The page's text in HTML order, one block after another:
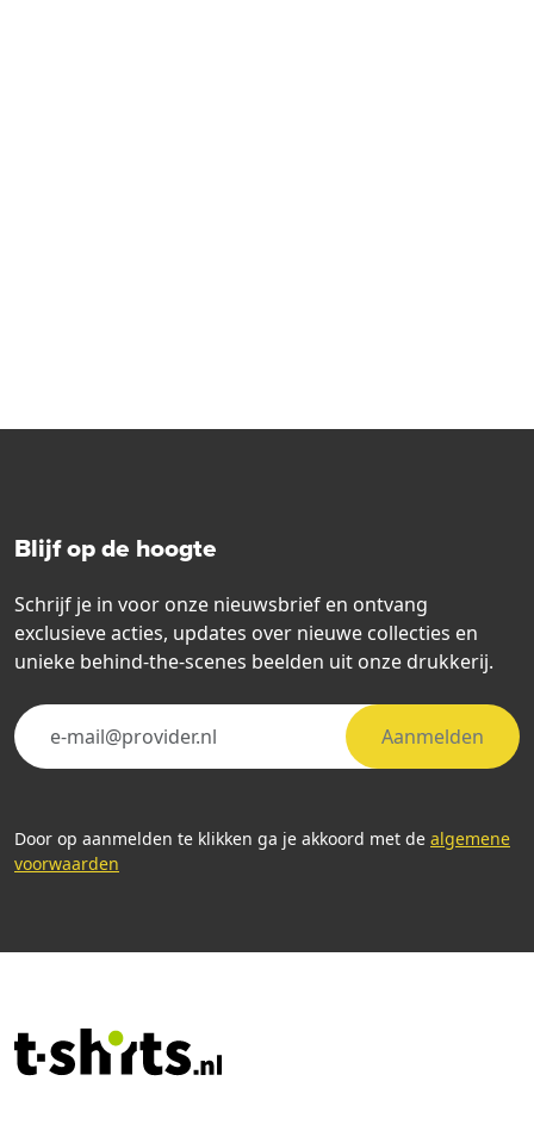
Blijf op de hoogte
Schrijf je in voor onze nieuwsbrief en ontvang
exclusieve acties, updates over nieuwe collecties en
unieke behind-the-scenes beelden uit onze drukkerij.
Aanmelden
Door op aanmelden te klikken ga je akkoord met de algemene
voorwaarden